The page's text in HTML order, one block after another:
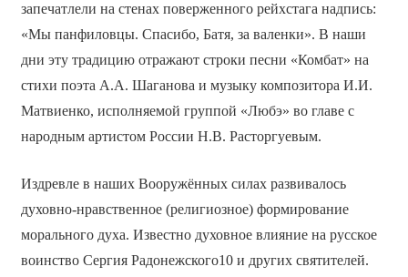
запечатлели на стенах поверженного рейхстага надпись:
«Мы панфиловцы. Спасибо, Батя, за валенки». В наши
дни эту традицию отражают строки песни «Комбат» на
стихи поэта А.А. Шаганова и музыку композитора И.И.
Матвиенко, исполняемой группой «Любэ» во главе с
народным артистом России Н.В. Расторгуевым.
Издревле в наших Вооружённых силах развивалось
духовно-нравственное (религиозное) формирование
морального духа. Известно духовное влияние на русское
воинство Сергия Радонежского10 и других святителей.